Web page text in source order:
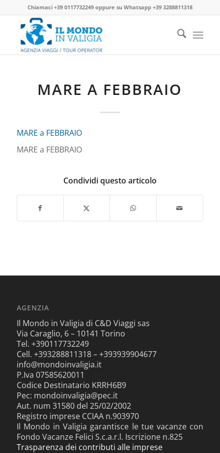
Chiamaci +39 0117732249oppure su Whatsapp +39 3288811318
MARE A FEBBRAIO
MARE a FEBBRAIO
MARE a FEBBRAIO
Condividi questo articolo
AGENZIA
Il Mondo in Valigia di C&D Viaggi sas
Via Caraglio, 6 – 10141 Torino
Tel. +390117732249
Cell. +393288811318 – +393939904677
info@mondoinvaligia.it
P.Iva 07585620011
Codice Destinatario KRRH6B9
Pec: mondoinvaligia@pec.it
Aut. num 31580 del 25/02/2002
Registro imprese CCIAA n.903970
Il Mondo in Valigia garantisce le tue vacanze con
Fondo Vacanze Felici S.c.a.r.l. Iscrizione n.825
Trasparenza dei contributi alle imprese